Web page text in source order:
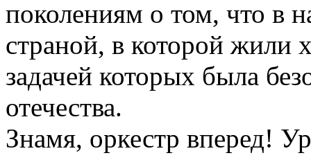
поколениям о том, что в
страной, в которой жили
задачей которых была
отечества.
Знамя, оркестр вперед!